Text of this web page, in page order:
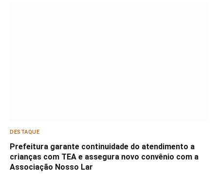
DESTAQUE
Prefeitura garante continuidade do atendimento a
crianças com TEA e assegura novo convênio com a
Associação Nosso Lar